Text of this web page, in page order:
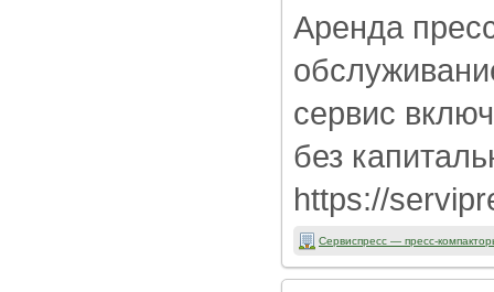
Аренда
сервис
без
https://
Сервиспресс — пресс-